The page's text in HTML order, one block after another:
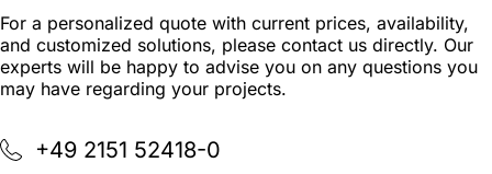
For a personalized quote with current prices, availability,
and customized solutions, please contact us directly. Our
experts will be happy to advise you on any questions you
may have regarding your projects.
+49 2151 52418-0